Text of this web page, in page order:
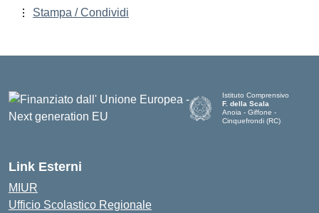
Stampa / Condividi
Istituto Comprensivo
F. della Scala
Anoia - Giffone -
Cinquefrondi (RC)
Link Esterni
MIUR
Ufficio Scolastico Regionale